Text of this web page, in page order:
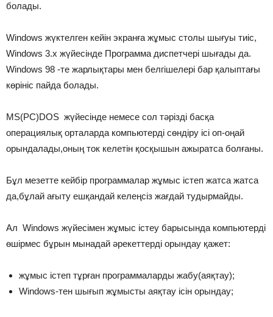
болады.
Windows жүктелген кейін экранға жұмыс столы шығуы тиіс,
Windows 3.x жүйесінде Программа диспетчері шығады да.
Windows 98 -те жарлықтары мен белгішелері бар қалыптағы
көрініс пайда болады.
MS(PC)DOS жүйесінде немесе сол тәрізді басқа
операциялық орталарда компьютерді сөндіру ісі оп-оңай
орындалады,оның ток келетін қосқышын ажыратса болғаны.
Бұл мезетте кейбір программалар жұмыс істеп жатса жатса
да,бұлай ағыту ешқандай келеңсіз жағдай тудырмайды.
Ал Windows жүйесімен жұмыс істеу барысында компьютерді
өшірмес бұрын мынадай әрекеттерді орындау қажет:
жұмыс істеп тұрған программаларды жабу(аяқтау);
Windows-тен шығып жұмысты аяқтау ісін орындау;